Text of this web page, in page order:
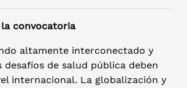
convocatoria
altamente interconectado y
desafíos de salud pública deben
internacional. La globalización y